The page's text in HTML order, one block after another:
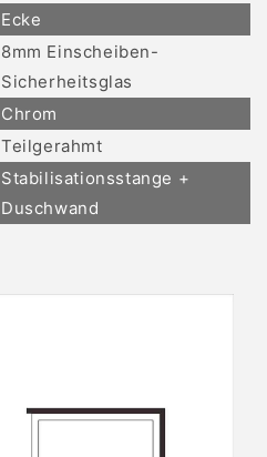
Ecke
8mm Einscheiben-
Sicherheitsglas
Chrom
Teilgerahmt
Stabilisationsstange +
Duschwand